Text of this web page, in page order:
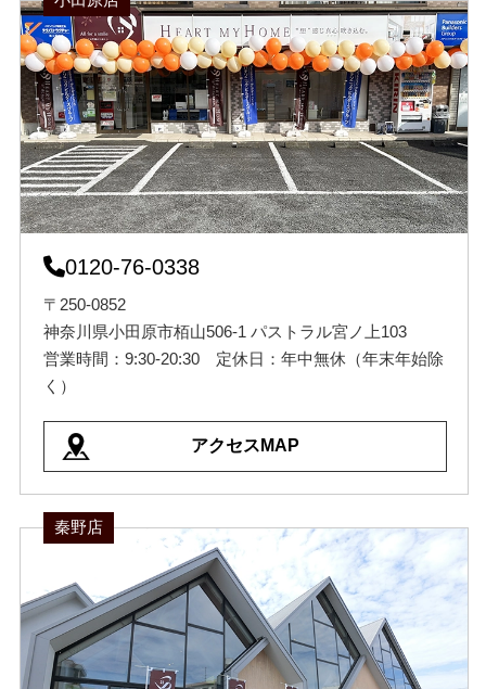
0120-76-0338
〒250-0852
神奈川県小田原市栢山506-1 パストラル宮ノ上103
営業時間：9:30-20:30 定休日：年中無休（年末年始除
く）
アクセスMAP
秦野店